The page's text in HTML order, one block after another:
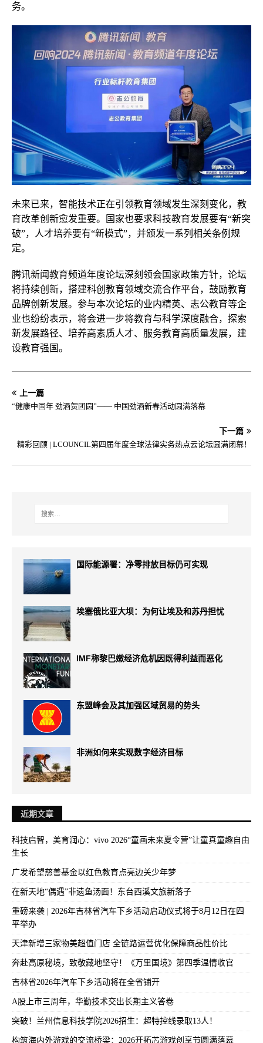
务。
未来已来，智能技术正在引领教育领域发生深刻变化，教
育改革创新愈发重要。国家也要求科技教育发展要有“新突
破”，人才培养要有“新模式”，并颁发一系列相关条例规
定。
腾讯新闻教育频道年度论坛深刻领会国家政策方针，论坛
将持续创新，搭建科创教育领域交流合作平台，鼓励教育
品牌创新发展。参与本次论坛的业内精英、志公教育等企
业也纷纷表示，将会进一步将教育与科学深度融合，探索
新发展路径、培养高素质人才、服务教育高质量发展，建
设教育强国。
上一篇
“健康中国年 劲酒贺团圆”—— 中国劲酒新春活动圆满落幕
下一篇
精彩回顾 | LCOUNCIL第四届年度全球法律实务热点云论坛圆满闭幕！
国际能源署：净零排放目标仍可实现
埃塞俄比亚大坝：为何让埃及和苏丹担忧
IMF称黎巴嫩经济危机因既得利益而恶化
东盟峰会及其加强区域贸易的势头
非洲如何来实现数字经济目标
近期文章
科技启智，美育润心：vivo 2026“童画未来夏令营”让童真童趣自由
生长
广发希望慈善基金以红色教育点亮边关少年梦
在新天地“偶遇”非遗鱼汤面！东台西溪文旅新落子
重磅来袭 | 2026年吉林省汽车下乡活动启动仪式将于8月12日在四
平举办
天津新增三家物美超值门店 全链路运营优化保障商品性价比
奔赴高原秘境，致敬藏地坚守！《万里国境》第四季温情收官
吉林省2026年汽车下乡活动将在全省铺开
A股上市三周年，华勤技术交出长期主义答卷
突破！兰州信息科技学院2026招生：超特控线录取13人！
构筑海内外游戏的交流桥梁：2026开拓芯游戏创享节圆满落幕